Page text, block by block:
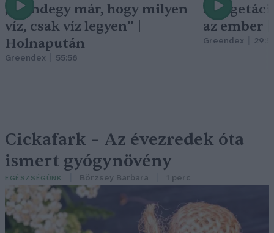
„Mindegy már, hogy milyen
víz, csak víz legyen” |
Holnapután
Greendex 55:58
A
az ember
Greendex
Cickafark – Az évezredek óta
ismert gyógynövény
EGÉSZSÉGÜNK Börzsey Barbara 1 perc